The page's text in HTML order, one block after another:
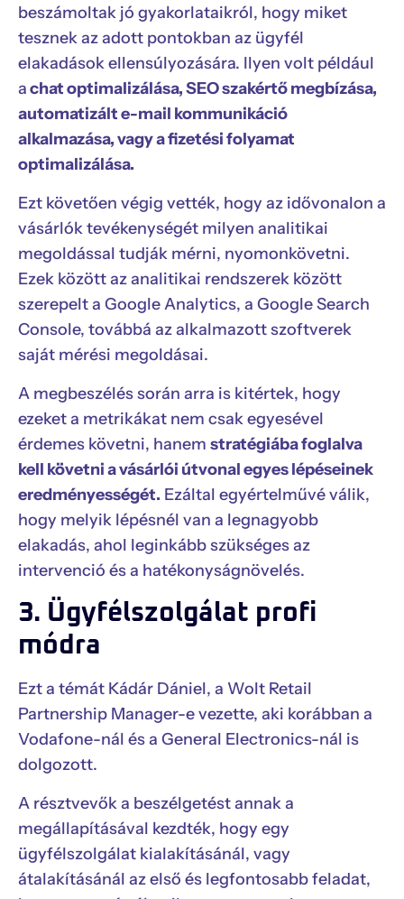
beszámoltak jó gyakorlataikról, hogy miket
tesznek az adott pontokban az ügyfél
elakadások ellensúlyozására. Ilyen volt például
achat optimalizálása, SEO szakértő megbízása,
automatizált e-mail kommunikáció
alkalmazása, vagy a fizetési folyamat
optimalizálása.
Ezt követően végig vették, hogy az idővonalon a
vásárlók tevékenységét milyen analitikai
megoldással tudják mérni, nyomonkövetni.
Ezek között az analitikai rendszerek között
szerepelt a Google Analytics, a Google Search
Console, továbbá az alkalmazott szoftverek
saját mérési megoldásai.
A megbeszélés során arra is kitértek, hogy
ezeket a metrikákat nem csak egyesével
érdemes követni, hanem stratégiába foglalva
kell követni a vásárlói útvonal egyes lépéseinek
eredményességét. Ezáltal egyértelművé válik,
hogy melyik lépésnél van a legnagyobb
elakadás, ahol leginkább szükséges az
intervenció és a hatékonyságnövelés.
3. Ügyfélszolgálat profi
módra
Ezt a témát Kádár Dániel, a Wolt Retail
Partnership Manager-e vezette, aki korábban a
Vodafone-nál és a General Electronics-nál is
dolgozott.
A résztvevők a beszélgetést annak a
megállapításával kezdték, hogy egy
ügyfélszolgálat kialakításánál, vagy
átalakításánál az első és legfontosabb feladat,